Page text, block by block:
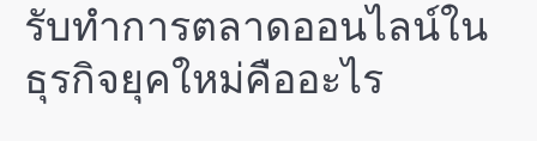
รับทำการตลาดออนไลน์ใน
ธุรกิจยุคใหม่คืออะไร